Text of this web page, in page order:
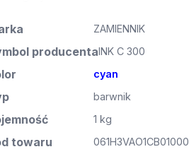
ZAMIENNIK
producentaINK C 300
cyan
barwnik
1 kg
towaru 061H3VAO1CB01000